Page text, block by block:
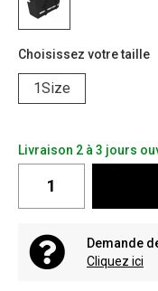
Choisissez votre taille
1Size
Livraison 2 à 3 jours
Demande
Cliquez ici